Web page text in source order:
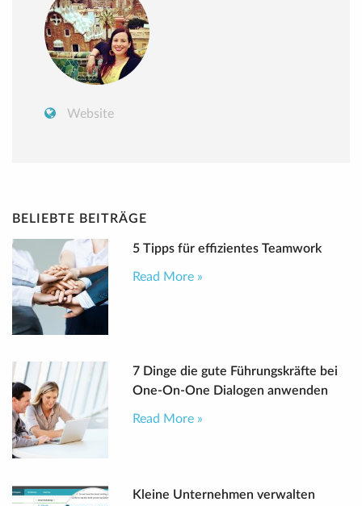
Website
BELIEBTE BEITRÄGE
5 Tipps für effizientes Teamwork
Read More »
7 Dinge die gute Führungskräfte bei
One-On-One Dialogen anwenden
Read More »
Kleine Unternehmen verwalten